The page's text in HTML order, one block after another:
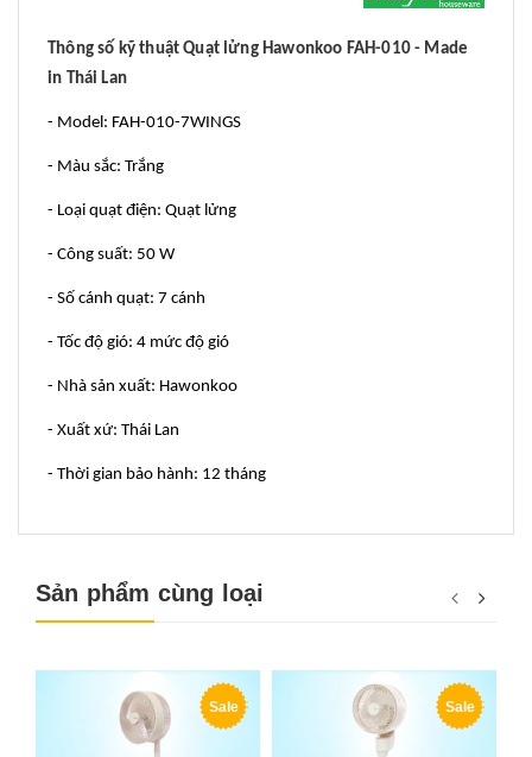
Thông số kỹ thuật Quạt lửng Hawonkoo FAH-010 - Made
in Thái Lan
- Model: FAH-010-7WINGS
- Màu sắc: Trắng
- Loại quạt điện: Quạt lửng
- Công suất: 50 W
- Số cánh quạt: 7 cánh
- Tốc độ gió: 4 mức độ gió
- Nhà sản xuất: Hawonkoo
- Xuất xứ: Thái Lan
- Thời gian bảo hành: 12 tháng
Sản phẩm cùng loại
Sale Sale